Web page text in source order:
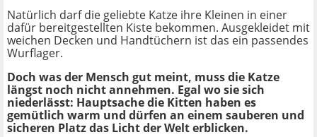
Natürlich darf die geliebte Katze ihre Kleinen in einer
dafür bereitgestellten Kiste bekommen. Ausgekleidet mit
weichen Decken und Handtüchern ist das ein passendes
Wurflager.
Doch was der Mensch gut meint, muss die Katze
längst noch nicht annehmen. Egal wo sie sich
niederlässt: Hauptsache die Kitten haben es
gemütlich warm und dürfen an einem sauberen und
sicheren Platz das Licht der Welt erblicken.